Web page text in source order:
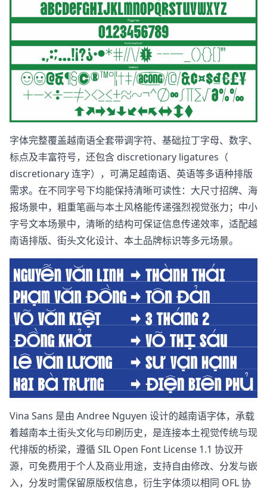
字体完整覆盖越南语全套带调字符、基础拉丁字母、数字、
标点及丰富符号，还包含 discretionary ligatures（
discretionary 连字），可满足越南语、英语等多语种排版
需求。在不同字号下均能保持清晰可读性：大尺寸招牌、海
报场景中，粗重笔画与本土风格能传递强烈视觉张力；中小
字号文本场景中，清晰的结构可保证信息传递效率，适配越
南语排版、街头文化设计、本土品牌标识等多元场景。
Vina Sans 是由 Andree Nguyen 设计的越南语字体，承载
着越南本土街头文化与印刷历史，是连接本土视觉传统与现
代排版的桥梁，遵循 SIL Open Font License 1.1 协议开
源，可免费用于个人及商业用途，支持自由修改、分发与嵌
入，分发时需保留原版权信息，衍生字体须以相同 OFL 协